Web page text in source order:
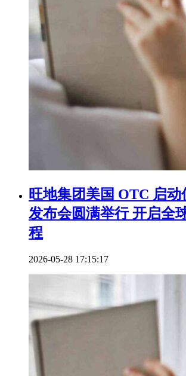
旺地集团美国 OTC 启动
发布会圆满举行 开启全
程
2026-05-28 17:15:17